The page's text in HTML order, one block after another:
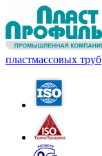
пластмассовых труб